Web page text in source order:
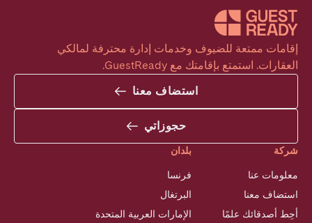
العقارات. استمتع بإقامتك مع GuestReady.
استضاف معنا
حجوزاتي
شركة
معلومات عنا
استضاف معنا
أحِط أصدقائك علمًا
بلدان
فرنسا
البرتغال
الإمارات العربية المتحدة